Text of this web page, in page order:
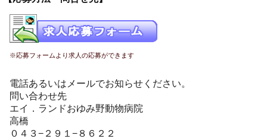
※応募フォームより求人の応募ができます
電話あるいはメールでお知らせください。
問い合わせ先
エイ．ランドおゆみ野動物病院
高橋
０４３−２９１−８６２２